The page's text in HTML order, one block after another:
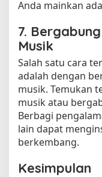
Anda mainkan
7.
Musik
Salah satu cara
adalah dengan
musik. Temukan
musik atau
Berbagi
lain dapat
berkembang.
Kesimpulan